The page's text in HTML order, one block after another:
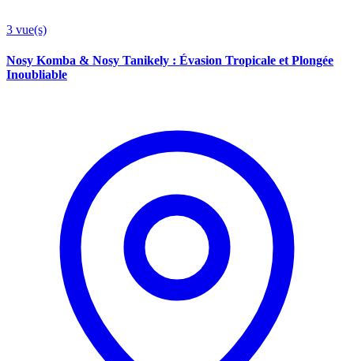
3 vue(s)
Nosy Komba & Nosy Tanikely : Évasion Tropicale et Plongée
Inoubliable